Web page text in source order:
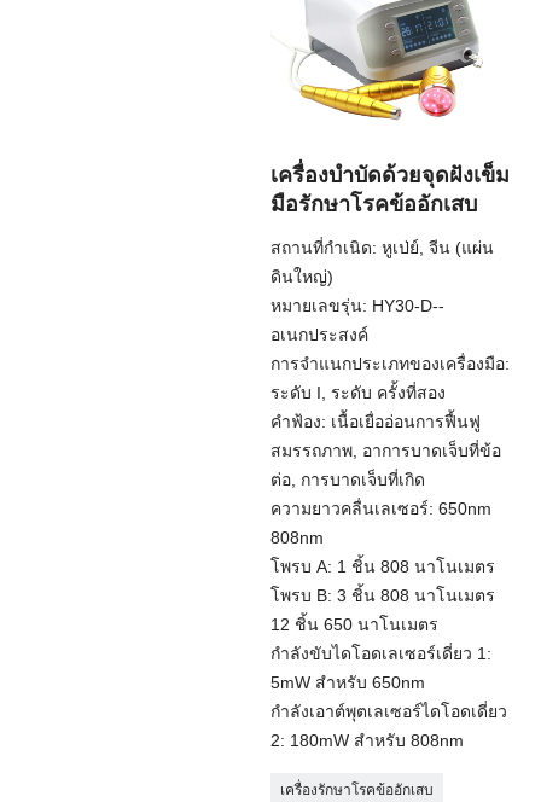
เครื่องบำบัดด้วยจุดฝังเข็ม
มือรักษาโรคข้ออักเสบ
สถานที่กำเนิด: หูเป่ย์, จีน (แผ่น
ดินใหญ่)
หมายเลขรุ่น: HY30-D--
อเนกประสงค์
การจำแนกประเภทของเครื่องมือ:
ระดับ I, ระดับ ครั้งที่สอง
คำฟ้อง: เนื้อเยื่ออ่อนการฟื้นฟู
สมรรถภาพ, อาการบาดเจ็บที่ข้อ
ต่อ, การบาดเจ็บที่เกิด
ความยาวคลื่นเลเซอร์: 650nm
808nm
โพรบ A: 1 ชิ้น 808 นาโนเมตร
โพรบ B: 3 ชิ้น 808 นาโนเมตร
12 ชิ้น 650 นาโนเมตร
กำลังขับไดโอดเลเซอร์เดี่ยว 1:
5mW สำหรับ 650nm
กำลังเอาต์พุตเลเซอร์ไดโอดเดี่ยว
2: 180mW สำหรับ 808nm
เครื่องรักษาโรคข้ออักเสบ